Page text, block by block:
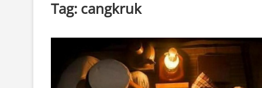
Tag: cangkruk